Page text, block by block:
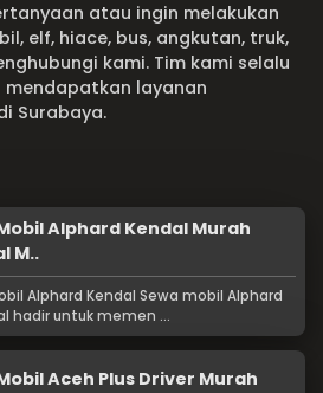
atau ingin melakukan
elf, hiace, bus, angkutan, truk,
kami. Tim kami selalu
layanan
Surabaya.
Alphard Kendal Murah
M..
Alphard Kendal Sewa mobil Alphard
hadir untuk memen ...
Aceh Plus Driver Murah